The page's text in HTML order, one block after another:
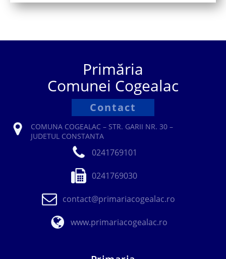
Primăria
Comunei Cogealac
Contact
COMUNA COGEALAC – STR. GARII NR. 30 –
JUDETUL CONSTANTA
0241769101
0241769030
contact@primariacogealac.ro
www.primariacogealac.ro